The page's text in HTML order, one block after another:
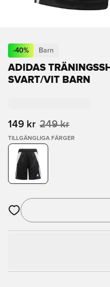
-40% Barn
ADIDAS
SVART/VIT BARN
149 kr 249 kr
TILLGÄNGLIGA FÄRGER
Öppnar en Modal för att